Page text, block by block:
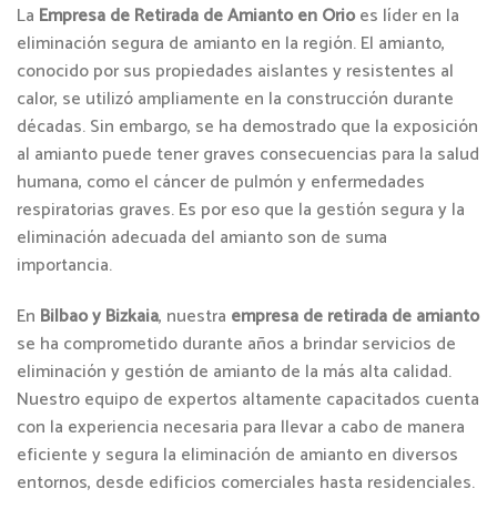
La Empresa de Retirada de Amianto en Orioes líder en la
eliminación segura de amianto en la región. El amianto,
conocido por sus propiedades aislantes y resistentes al
calor, se utilizó ampliamente en la construcción durante
décadas. Sin embargo, se ha demostrado que la exposición
al amianto puede tener graves consecuencias para la salud
humana, como el cáncer de pulmón y enfermedades
respiratorias graves. Es por eso que la gestión segura y la
eliminación adecuada del amianto son de suma
importancia.
En Bilbao y Bizkaia, nuestra empresa de retirada de amianto
se ha comprometido durante años a brindar servicios de
eliminación y gestión de amianto de la más alta calidad.
Nuestro equipo de expertos altamente capacitados cuenta
con la experiencia necesaria para llevar a cabo de manera
eficiente y segura la eliminación de amianto en diversos
entornos, desde edificios comerciales hasta residenciales.